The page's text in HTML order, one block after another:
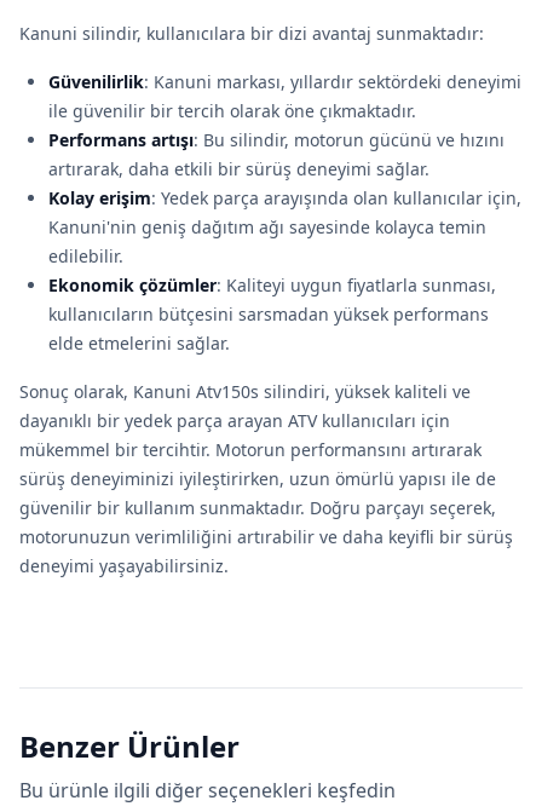
Kanuni silindir, kullanıcılara bir dizi avantaj sunmaktadır:
Güvenilirlik: Kanuni markası, yıllardır sektördeki deneyimi
ile güvenilir bir tercih olarak öne çıkmaktadır.
Performans artışı: Bu silindir, motorun gücünü ve hızını
artırarak, daha etkili bir sürüş deneyimi sağlar.
Kolay erişim: Yedek parça arayışında olan kullanıcılar için,
Kanuni'nin geniş dağıtım ağı sayesinde kolayca temin
edilebilir.
Ekonomik çözümler: Kaliteyi uygun fiyatlarla sunması,
kullanıcıların bütçesini sarsmadan yüksek performans
elde etmelerini sağlar.
Sonuç olarak, Kanuni Atv150s silindiri, yüksek kaliteli ve
dayanıklı bir yedek parça arayan ATV kullanıcıları için
mükemmel bir tercihtir. Motorun performansını artırarak
sürüş deneyiminizi iyileştirirken, uzun ömürlü yapısı ile de
güvenilir bir kullanım sunmaktadır. Doğru parçayı seçerek,
motorunuzun verimliliğini artırabilir ve daha keyifli bir sürüş
deneyimi yaşayabilirsiniz.
Benzer Ürünler
Bu ürünle ilgili diğer seçenekleri keşfedin